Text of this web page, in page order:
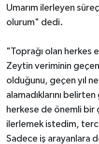
Umarım ilerleyen
olurum" dedi.
"Toprağı olan herkes
Zeytin veriminin
olduğunu, geçen yıl
alamadıklarını
herkese de önemli bir
ilerlemek istedim,
Sadece iş arayanlara